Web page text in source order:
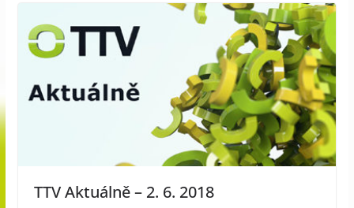
TTV Aktuálně – 2. 6. 2018